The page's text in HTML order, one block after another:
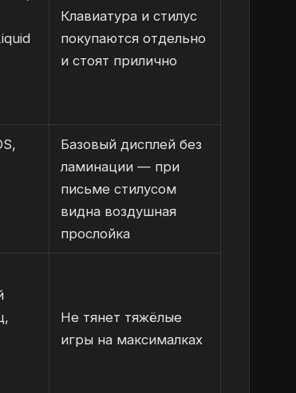
Клавиатура и стилус
покупаются отдельно
и стоят прилично
Базовый дисплей без
ламинации — при
письме стилусом
видна воздушная
прослойка
Не тянет тяжёлые
игры на максималках